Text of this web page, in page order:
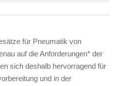
für Pneumatik von
auf die Anforderungen* der
sich deshalb hervorragend für
und in der